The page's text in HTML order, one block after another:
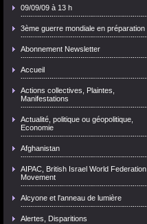
09/09/09 à 13 h
3ème guerre mondiale en préparation
Abonnement Newsletter
Accueil
Actions collectives, Plaintes,
Manifestations
Actualité, politique ou géopolitique,
Economie
Afghanistan
AIPAC, British Israel World Federation
Movement
Alcyone et l'anneau de lumière
Alertes, Disparitions